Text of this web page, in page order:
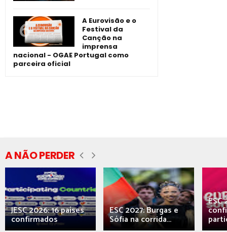
A Eurovisão e o
Festival da
Canção na
imprensa
nacional - OGAE Portugal como
parceira oficial
A NÃO PERDER
JESC 2026: 16 países
confirmados
ESC 2027: Burgas e
Sófia na corrida...
ESC